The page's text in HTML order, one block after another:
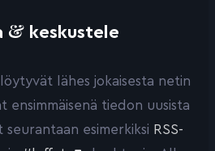
& keskustele
lähes jokaisesta netin
ensimmäisenä tiedon uusista
esimerkiksi RSS-